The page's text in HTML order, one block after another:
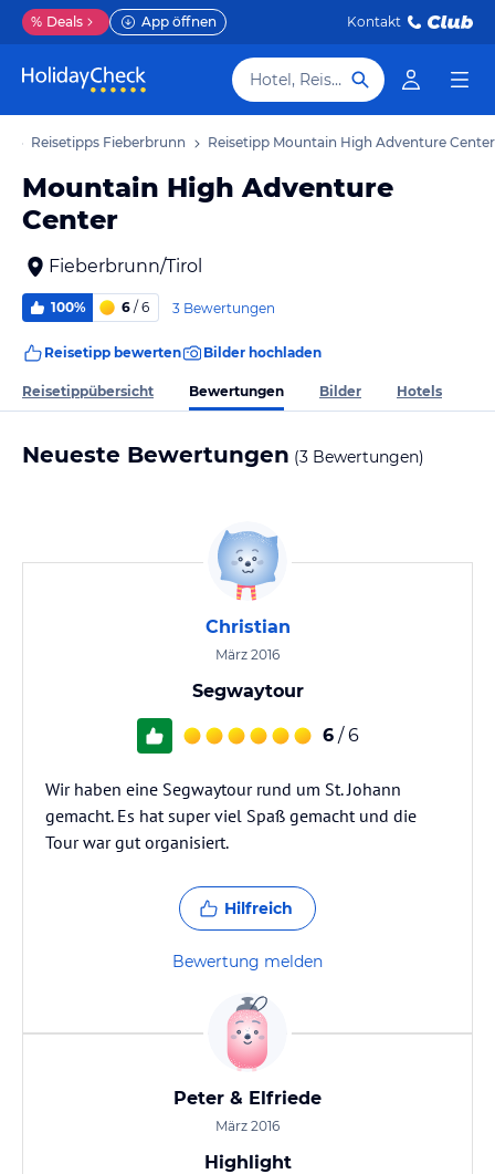
% Deals App öffnen Kontakt
Hotel, Reiseziel
Reisetipps Fieberbrunn Reisetipp Mountain High Adventure Center
Mountain High Adventure
Center
Fieberbrunn/Tirol
100% 6 / 6 3 Bewertungen
Reisetipp bewerten Bilder hochladen
Reisetippübersicht Bewertungen Bilder Hotels
Neueste Bewertungen (3 Bewertungen)
Christian
März 2016
Segwaytour
6 / 6
Wir haben eine Segwaytour rund um St. Johann
gemacht. Es hat super viel Spaß gemacht und die
Tour war gut organisiert.
Hilfreich
Bewertung melden
Peter & Elfriede
März 2016
Highlight